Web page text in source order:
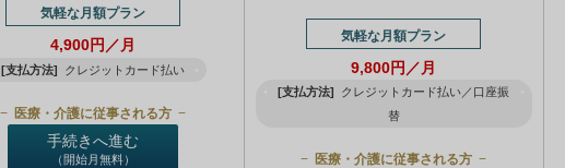
気軽な月額プラン
4,900円／月
[支払方法] クレジットカード払い
医療・介護に従事される方
手続きへ進む
（開始月無料）
気軽な月額プラン
9,800円／月
[支払方法]
クレジットカード払い／口座振
替
医療・介護に従事される方